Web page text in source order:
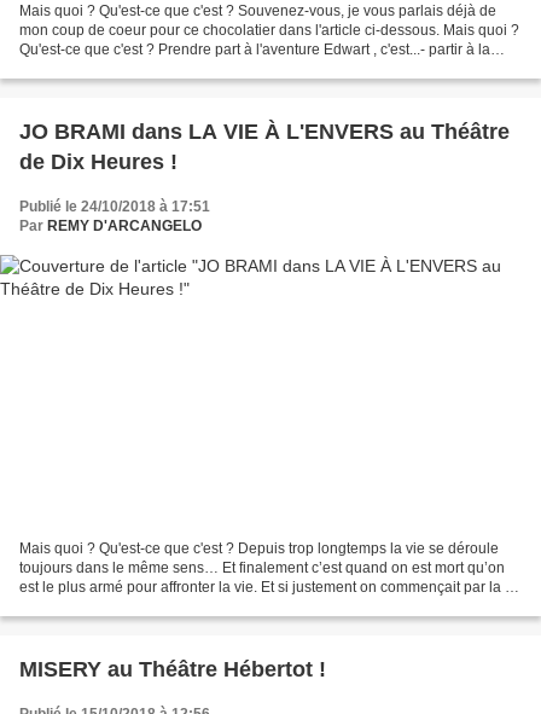
Mais quoi ? Qu'est-ce que c'est ? Souvenez-vous, je vous parlais déjà de
mon coup de coeur pour ce chocolatier dans l'article ci-dessous. Mais quoi ?
Qu'est-ce que c'est ? Prendre part à l'aventure Edwart , c'est...- partir à la
JO BRAMI dans LA VIE À L'ENVERS au Théâtre
de Dix Heures !
Publié le 24/10/2018 à 17:51
Par REMY D'ARCANGELO
Mais quoi ? Qu'est-ce que c'est ? Depuis trop longtemps la vie se déroule
toujours dans le même sens… Et finalement c’est quand on est mort qu’on
est le plus armé pour affronter la vie. Et si justement on commençait par la fin
MISERY au Théâtre Hébertot !